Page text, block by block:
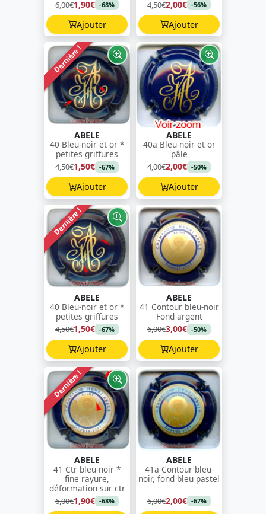
6,00€1,90€ -68%
Ajouter
4,50€2,00€ -56%
Ajouter
Dernière !
ABELE
40 Bleu-noir et or *
petites griffures
4,50€1,50€ -67%
Ajouter
ABELE
40a Bleu-noir et or
pâle
4,00€2,00€ -50%
Ajouter
Dernière !
ABELE
40 Bleu-noir et or *
petites griffures
4,50€1,50€ -67%
Ajouter
ABELE
41 Contour bleu-noir
Fond argent
6,00€3,00€ -50%
Ajouter
Dernière !
ABELE
41 Ctr bleu-noir *
fine rayure,
déformation sur ctr
6,00€1,90€ -68%
ABELE
41a Contour bleu-
noir, fond bleu pastel
6,00€2,00€ -67%